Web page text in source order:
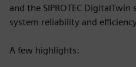
and the SIPROTEC
system reliability and
A few highlights: